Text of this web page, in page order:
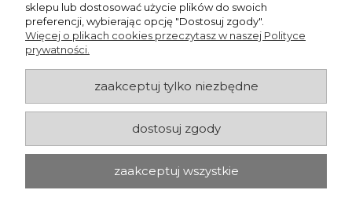
sklepu lub dostosować użycie plików do swoich
preferencji, wybierając opcję "Dostosuj zgody".
Więcej o plikach cookies przeczytasz w naszej Polityce
prywatności.
zaakceptuj tylko niezbędne
dostosuj zgody
zaakceptuj wszystkie